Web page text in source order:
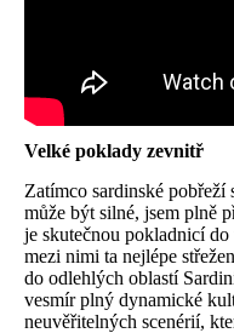
Velké poklady zevnitř
Zatímco sardinské
může být silné, jsem plně
je skutečnou pokladnicí do
mezi nimi ta nejlépe
do odlehlých oblastí
vesmír plný dynamické
neuvěřitelných scenérií,